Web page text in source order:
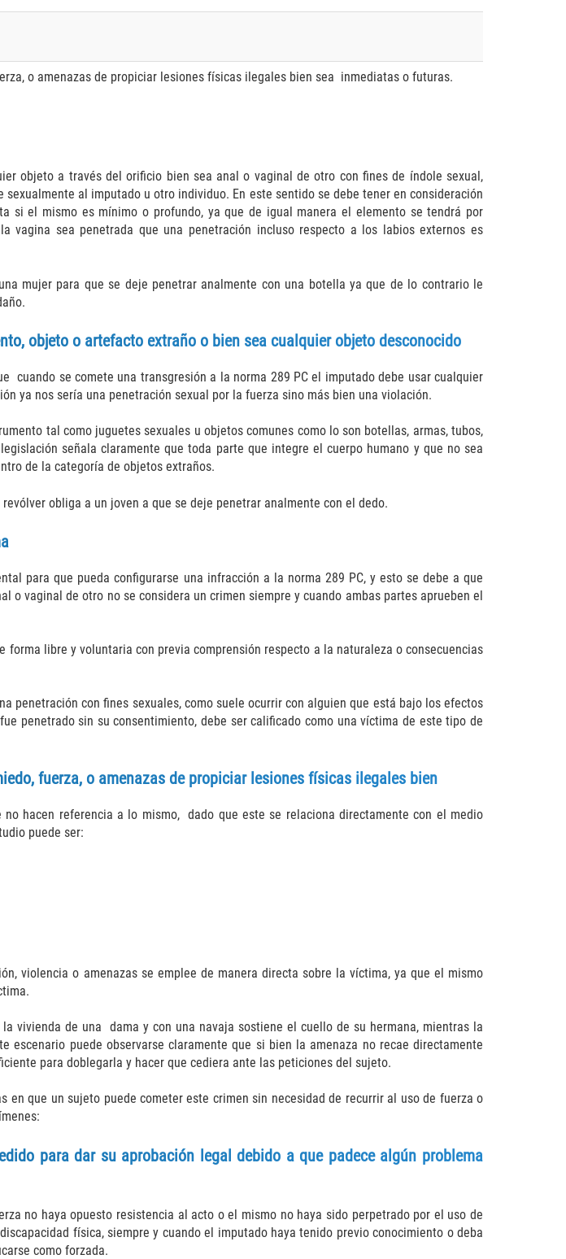
o amenazas de propiciar lesiones físicas ilegales bien sea inmediatas o futuras.
objeto a través del orificio bien sea anal o vaginal de otro con fines de índole sexual,
al imputado u otro individuo. En este sentido se debe tener en consideración
si el mismo es mínimo o profundo, ya que de igual manera el elemento se tendrá por
sea penetrada que una penetración incluso respecto a los labios externos es
mujer para que se deje penetrar analmente con una botella ya que de lo contrario le
objeto o artefacto extraño o bien sea cualquier objeto desconocido
cuando se comete una transgresión a la norma 289 PC el imputado debe usar cualquier
ya nos sería una penetración sexual por la fuerza sino más bien una violación.
tal como juguetes sexuales u objetos comunes como lo son botellas, armas, tubos,
señala claramente que toda parte que integre el cuerpo humano y que no sea
de la categoría de objetos extraños.
obliga a un joven a que se deje penetrar analmente con el dedo.
para que pueda configurarse una infracción a la norma 289 PC, y esto se debe a que
vaginal de otro no se considera un crimen siempre y cuando ambas partes aprueben el
libre y voluntaria con previa comprensión respecto a la naturaleza o consecuencias
penetración con fines sexuales, como suele ocurrir con alguien que está bajo los efectos
penetrado sin su consentimiento, debe ser calificado como una víctima de este tipo de
fuerza, o amenazas de propiciar lesiones físicas ilegales bien
hacen referencia a lo mismo, dado que este se relaciona directamente con el medio
puede ser:
violencia o amenazas se emplee de manera directa sobre la víctima, ya que el mismo
vivienda de una dama y con una navaja sostiene el cuello de su hermana, mientras la
puede observarse claramente que si bien la amenaza no recae directamente
para doblegarla y hacer que cediera ante las peticiones del sujeto.
que un sujeto puede cometer este crimen sin necesidad de recurrir al uso de fuerza o
para dar su aprobación legal debido a que padece algún problema
no haya opuesto resistencia al acto o el mismo no haya sido perpetrado por el uso de
física, siempre y cuando el imputado haya tenido previo conocimiento o deba
como forzada.